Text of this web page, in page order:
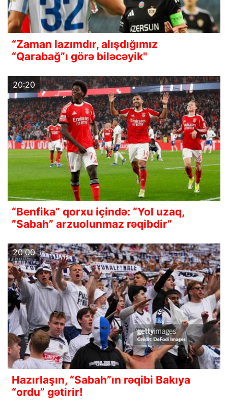
“Zaman lazımdır, alışdığımız
“Qarabağ”ı görə biləcəyik"
20:20
“Benfika” qorxu içində: “Yol uzaq,
”Sabah” arzuolunmaz rəqibdir”
20:00
Hazırlaşın, “Sabah”ın rəqibi Bakıya
“ordu” gətirir!